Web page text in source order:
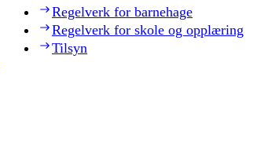
Regelverk for barnehage
Regelverk for skole og opplæring
Tilsyn